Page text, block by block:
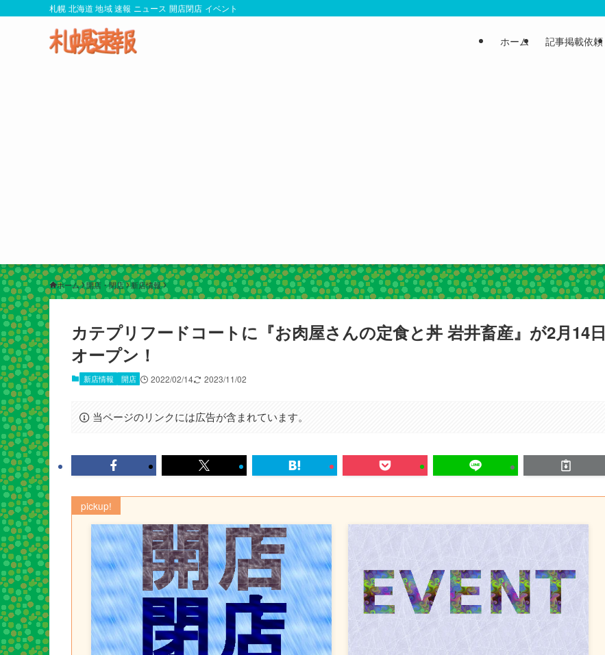
札幌 北海道 地域 速報 ニュース 開店閉店 イベント
ホーム 記事掲載依頼
ホーム 開店・閉店 新店情報
カテプリフードコートに『お肉屋さんの定食と丼 岩井畜産』が2月14日
オープン！
新店情報 開店 2022/02/14 2023/11/02
当ページのリンクには広告が含まれています。
pickup!